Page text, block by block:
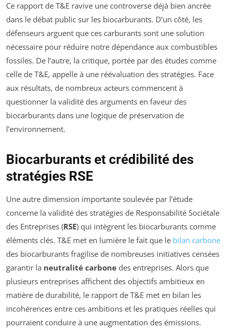
Ce rapport de T&E ravive une controverse déjà bien ancrée
dans le débat public sur les biocarburants. D’un côté, les
défenseurs arguent que ces carburants sont une solution
nécessaire pour réduire notre dépendance aux combustibles
fossiles. De l’autre, la critique, portée par des études comme
celle de T&E, appelle à une réévaluation des stratégies. Face
aux résultats, de nombreux acteurs commencent à
questionner la validité des arguments en faveur des
biocarburants dans une logique de préservation de
l’environnement.
Biocarburants et crédibilité des
stratégies RSE
Une autre dimension importante soulevée par l’étude
concerne la validité des stratégies de Responsabilité Sociétale
des Entreprises (RSE) qui intègrent les biocarburants comme
éléments clés. T&E met en lumière le fait que le bilan carbone
des biocarburants fragilise de nombreuses initiatives censées
garantir la neutralité carbone des entreprises. Alors que
plusieurs entreprises affichent des objectifs ambitieux en
matière de durabilité, le rapport de T&E met en bilan les
incohérences entre ces ambitions et les pratiques réelles qui
pourraient conduire à une augmentation des émissions.